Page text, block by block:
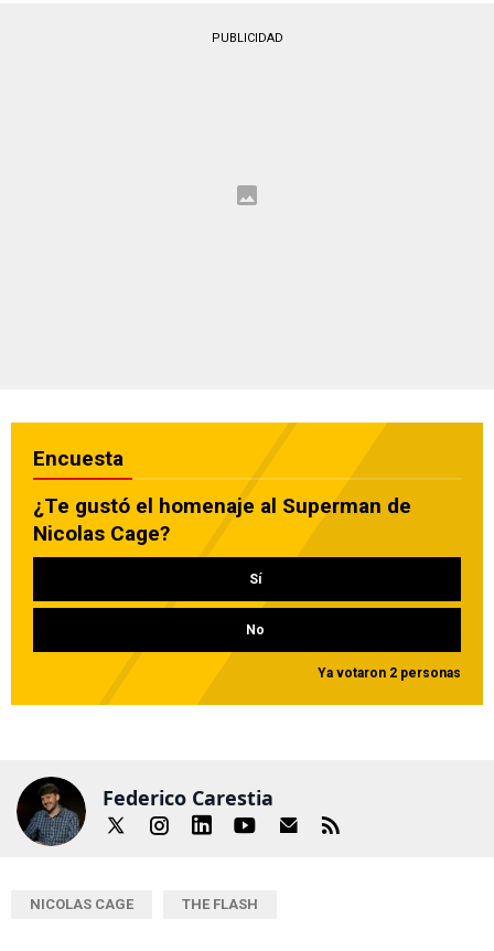
PUBLICIDAD
Encuesta
¿Te gustó el homenaje al Superman de
Nicolas Cage?
Sí
No
Ya votaron 2 personas
Federico Carestia
NICOLAS CAGE THE FLASH